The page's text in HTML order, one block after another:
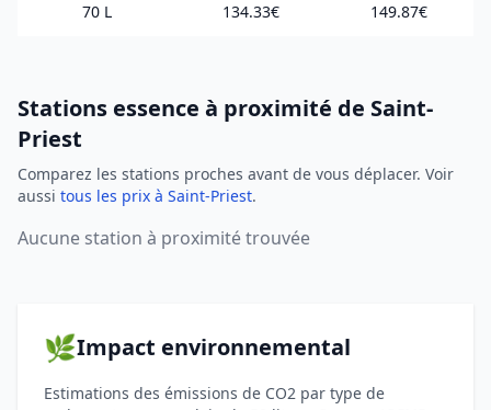
70 L 134.33€ 149.87€
Stations essence à proximité de Saint-
Priest
Comparez les stations proches avant de vous déplacer. Voir
aussi tous les prix à Saint-Priest.
Aucune station à proximité trouvée
🌿Impact environnemental
Estimations des émissions de CO2 par type de